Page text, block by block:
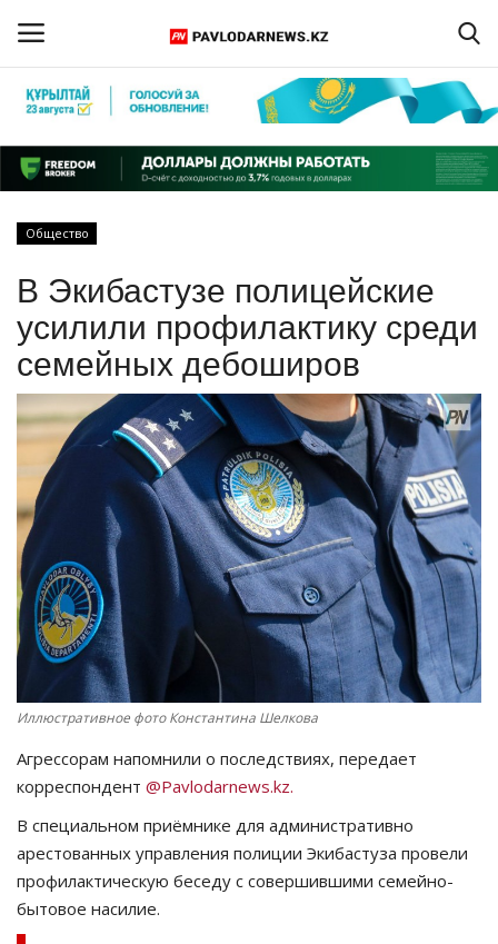
Регистрация
Главная
ПАВЛОДАРСКАЯ ОБЛАСТЬ
КАЗАХСТАН
МИР
СПЕЦПРОЕКТЫ
СПОРТ
Чек-лист
РАЗВЛЕЧЕНИЯ
OFFICIAL
Курултай
Язык
Қазақша Русский
Общество
В Экибастузе полицейские
усилили профилактику среди
семейных дебоширов
Иллюстративное фото Константина Шелкова
Агрессорам напомнили о последствиях, передает
корреспондент @Pavlodarnews.kz.
В специальном приёмнике для административно
арестованных управления полиции Экибастуза провели
профилактическую беседу с совершившими семейно-
бытовое насилие.